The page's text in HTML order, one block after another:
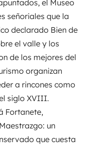
el Museo
señoriales que la
declarado Bien de
el valle y los
de los mejores del
organizan
a rincones como
siglo XVIII.
Fortanete,
un
que cuesta